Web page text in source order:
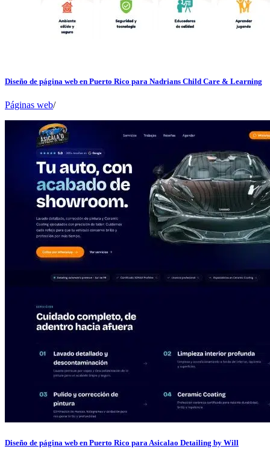
Diseño de página web en Puerto Rico para Nadrians Child Care & Learning
Páginas web/
Diseño de página web en Puerto Rico para Asicalao Detailing by Will